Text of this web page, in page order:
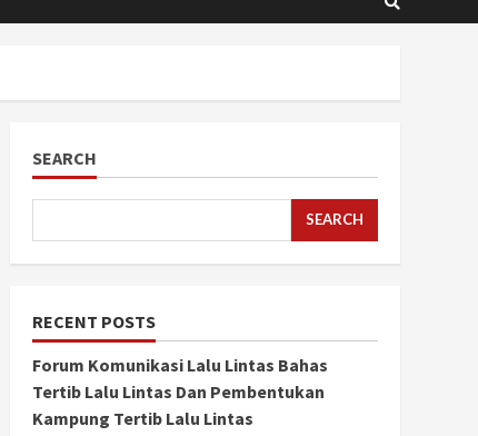
SEARCH
SEARCH
RECENT POSTS
Forum Komunikasi Lalu Lintas Bahas
Tertib Lalu Lintas Dan Pembentukan
Kampung Tertib Lalu Lintas